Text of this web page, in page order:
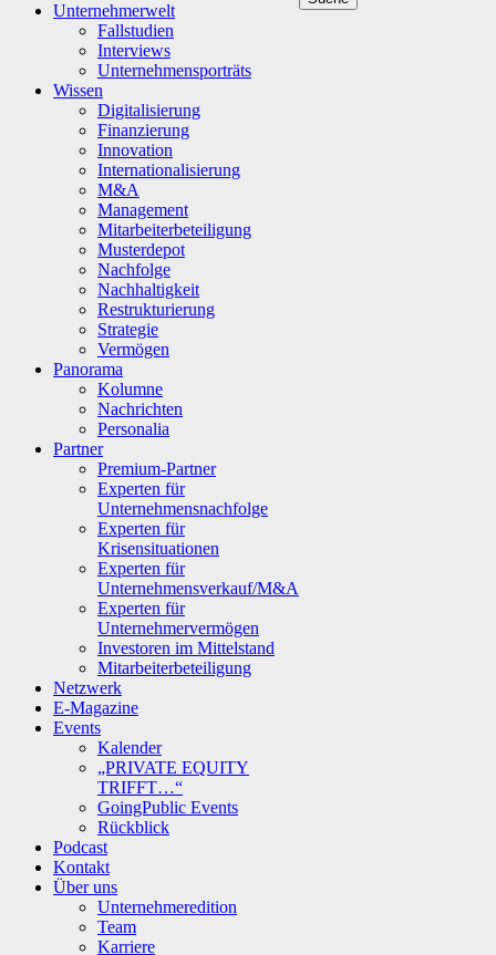
Unternehmerwelt
Fallstudien
Interviews
Unternehmensporträts
Wissen
Digitalisierung
Finanzierung
Innovation
Internationalisierung
M&A
Management
Mitarbeiterbeteiligung
Musterdepot
Nachfolge
Nachhaltigkeit
Restrukturierung
Strategie
Vermögen
Panorama
Kolumne
Nachrichten
Personalia
Partner
Premium-Partner
Experten für
Unternehmensnachfolge
Experten für
Krisensituationen
Experten für
Unternehmensverkauf/M&A
Experten für
Unternehmervermögen
Investoren im Mittelstand
Mitarbeiterbeteiligung
Netzwerk
E-Magazine
Events
Kalender
„PRIVATE EQUITY
TRIFFT…“
GoingPublic Events
Rückblick
Podcast
Kontakt
Über uns
Unternehmeredition
Team
Karriere